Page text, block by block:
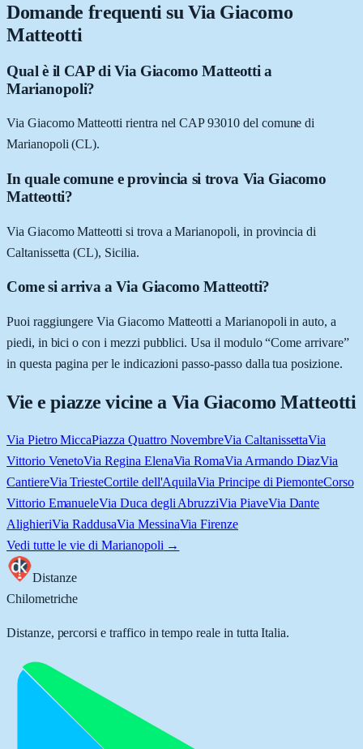
Domande frequenti su Via Giacomo
Matteotti
Qual è il CAP di Via Giacomo Matteotti a
Marianopoli?
Via Giacomo Matteotti rientra nel CAP 93010 del comune di
Marianopoli (CL).
In quale comune e provincia si trova Via Giacomo
Matteotti?
Via Giacomo Matteotti si trova a Marianopoli, in provincia di
Caltanissetta (CL), Sicilia.
Come si arriva a Via Giacomo Matteotti?
Puoi raggiungere Via Giacomo Matteotti a Marianopoli in auto, a
piedi, in bici o con i mezzi pubblici. Usa il modulo “Come arrivare”
in questa pagina per le indicazioni passo-passo dalla tua posizione.
Vie e piazze vicine a Via Giacomo Matteotti
Via Pietro MiccaPiazza Quattro NovembreVia CaltanissettaVia
Vittorio VenetoVia Regina ElenaVia RomaVia Armando DiazVia
CantiereVia TriesteCortile dell'AquilaVia Principe di PiemonteCorso
Vittorio EmanueleVia Duca degli AbruzziVia PiaveVia Dante
AlighieriVia RaddusaVia MessinaVia Firenze
Vedi tutte le vie di Marianopoli →
Distanze
Chilometriche
Distanze, percorsi e traffico in tempo reale in tutta Italia.